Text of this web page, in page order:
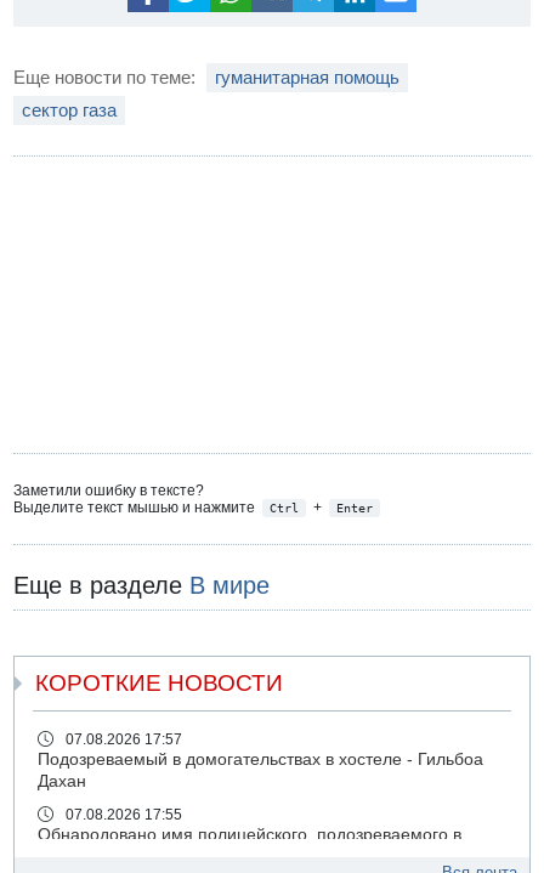
Еще новости по теме:
гуманитарная помощь
сектор газа
Заметили ошибку в тексте?
Выделите текст мышью и нажмите
Ctrl + Enter
Еще в разделе В мире
КОРОТКИЕ НОВОСТИ
07.08.2026 17:57
Подозреваемый в домогательствах в хостеле - Гильбоа
Дахан
07.08.2026 17:55
Обнародовано имя полицейского, подозреваемого в